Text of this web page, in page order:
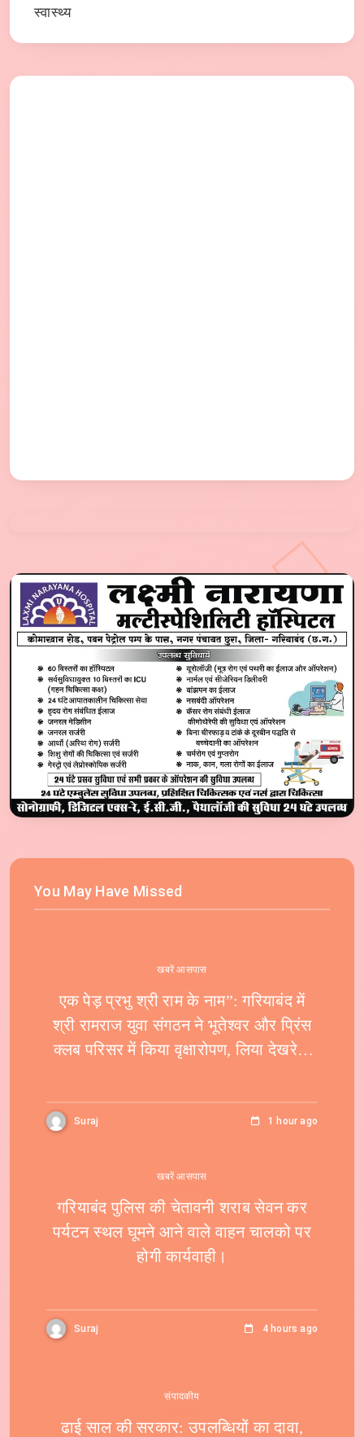
स्वास्थ्य
You May Have Missed
खबरें आसपास
एक पेड़ प्रभु श्री राम के नाम”: गरियाबंद में
श्री रामराज युवा संगठन ने भूतेश्वर और प्रिंस
क्लब परिसर में किया वृक्षारोपण, लिया देखरेख
Suraj 1 hour ago
खबरें आसपास
गरियाबंद पुलिस की चेतावनी शराब सेवन कर
पर्यटन स्थल घूमने आने वाले वाहन चालको पर
होगी कार्यवाही।
Suraj 4 hours ago
संपादकीय
ढाई साल की सरकार: उपलब्धियों का दावा,